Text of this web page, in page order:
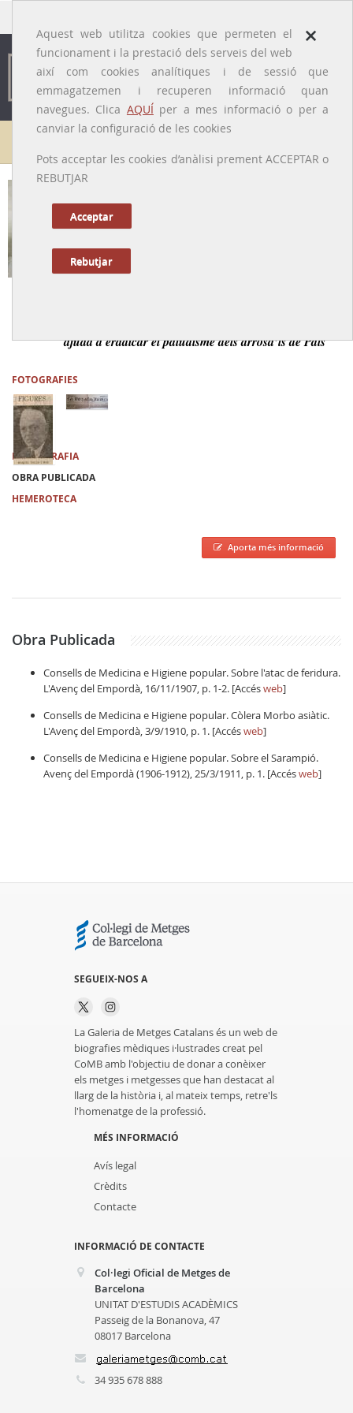
×
Aquest web utilitza cookies que permeten el
funcionament i la prestació dels serveis del web
així com cookies analítiques i de sessió que
emmagatzemen i recuperen informació quan
navegues. Clica AQUÍper a mes informació o per a
canviar la configuració de les cookies
Pots acceptar les cookies d’anàlisi prement ACCEPTAR o
REBUTJAR
Acceptar
Rebutjar
Galeria de metges
[Rupià (Baix Empordà), 12/01/1859 – 29/12/1940]
ajudà a eradicar el paludisme dels arrosa’ls de Pals
FOTOGRAFIES
BIBLIOGRAFIA
OBRA PUBLICADA
HEMEROTECA
Aporta més informació
Obra Publicada
Consells de Medicina e Higiene popular. Sobre l'atac de feridura.
L'Avenç del Empordà, 16/11/1907, p. 1-2. [Accésweb]
Consells de Medicina e Higiene popular. Còlera Morbo asiàtic.
L'Avenç del Empordà, 3/9/1910, p. 1. [Accésweb]
Consells de Medicina e Higiene popular. Sobre el Sarampió.
Avenç del Empordà (1906-1912), 25/3/1911, p. 1. [Accésweb]
SEGUEIX-NOS A
La Galeria de Metges Catalans és un web de
biografies mèdiques i·lustrades creat pel
CoMB amb l'objectiu de donar a conèixer
els metges i metgesses que han destacat al
llarg de la història i, al mateix temps, retre'ls
l'homenatge de la professió.
MÉS INFORMACIÓ
Avís legal
Crèdits
Contacte
INFORMACIÓ DE CONTACTE
Col·legi Oficial de Metges de
Barcelona
UNITAT D'ESTUDIS ACADÈMICS
Passeig de la Bonanova, 47
08017 Barcelona
34 935 678 888